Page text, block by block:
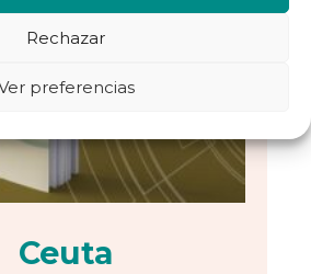
Rechazar
preferencias
Ceuta